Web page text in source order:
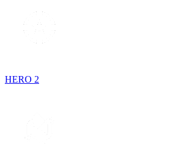
HERO 2